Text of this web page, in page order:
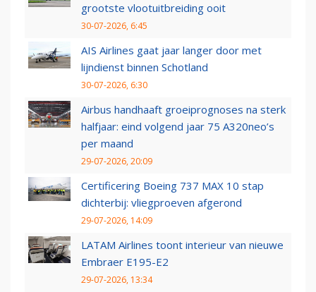
grootste vlootuitbreiding ooit
30-07-2026, 6:45
AIS Airlines gaat jaar langer door met
lijndienst binnen Schotland
30-07-2026, 6:30
Airbus handhaaft groeiprognoses na sterk
halfjaar: eind volgend jaar 75 A320neo’s
per maand
29-07-2026, 20:09
Certificering Boeing 737 MAX 10 stap
dichterbij: vliegproeven afgerond
29-07-2026, 14:09
LATAM Airlines toont interieur van nieuwe
Embraer E195-E2
29-07-2026, 13:34